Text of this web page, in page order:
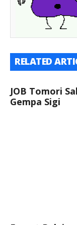
RELATED
JOB Tomori
Gempa Sigi